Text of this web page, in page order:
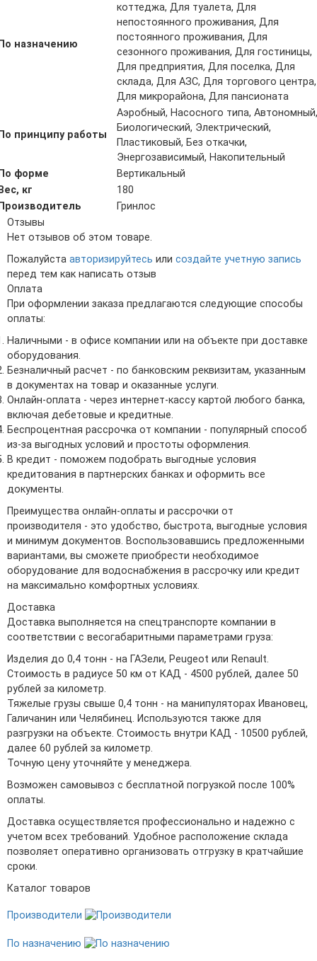
назначению
коттеджа, Для туалета, Для
непостоянного проживания, Для
постоянного проживания, Для
сезонного проживания, Для гостиницы,
Для предприятия, Для поселка, Для
склада, Для АЗС, Для торгового центра,
Для микрорайона, Для пансионата
принципу работы
Аэробный, Насосного типа, Автономный,
Биологический, Электрический,
Пластиковый, Без откачки,
Энергозависимый, Накопительный
форме
Вертикальный
кг
180
Гринлос
Отзывы
Нет отзывов об этом товаре.
Пожалуйста авторизируйтесь или создайте учетную запись
перед тем как написать отзыв
Оплата
При оформлении заказа предлагаются следующие способы
оплаты:
Наличными - в офисе компании или на объекте при доставке
оборудования.
Безналичный расчет - по банковским реквизитам, указанным
в документах на товар и оказанные услуги.
Онлайн-оплата - через интернет-кассу картой любого банка,
включая дебетовые и кредитные.
Беспроцентная рассрочка от компании - популярный способ
из-за выгодных условий и простоты оформления.
В кредит - поможем подобрать выгодные условия
кредитования в партнерских банках и оформить все
документы.
Преимущества онлайн-оплаты и рассрочки от
производителя - это удобство, быстрота, выгодные условия
и минимум документов. Воспользовавшись предложенными
вариантами, вы сможете приобрести необходимое
оборудование для водоснабжения в рассрочку или кредит
на максимально комфортных условиях.
Доставка
Доставка выполняется на спецтранспорте компании в
соответствии с весогабаритными параметрами груза:
Изделия до 0,4 тонн - на ГАЗели, Peugeot или Renault.
Стоимость в радиусе 50 км от КАД - 4500 рублей, далее 50
рублей за километр.
Тяжелые грузы свыше 0,4 тонн - на манипуляторах Ивановец,
Галичанин или Челябинец. Используются также для
разгрузки на объекте. Стоимость внутри КАД - 10500 рублей,
далее 60 рублей за километр.
Точную цену уточняйте у менеджера.
Возможен самовывоз с бесплатной погрузкой после 100%
оплаты.
Доставка осуществляется профессионально и надежно с
учетом всех требований. Удобное расположение склада
позволяет оперативно организовать отгрузку в кратчайшие
сроки.
Каталог товаров
Производители
По назначению